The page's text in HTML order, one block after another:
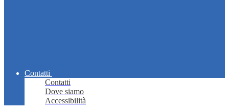
Contatti
Contatti
Dove siamo
Accessibilità